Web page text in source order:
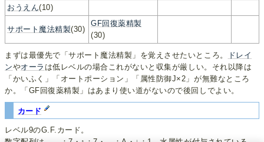
おうえん(10)
サポート魔法精製(30)
GF回復薬精製
(30)
まずは最優先で「サポート魔法精製」を覚えさせたいところ。
ドレイ
ンやオーラ は低レベルの場合これがないと収集が厳しい。それ以降は
「かいふく」「オートポーション」「属性防御J×2」が無難なところ
か。「GF回復薬精製」はあまり使い道がないので後回しでよい。
カード
レベル9のG.F.カード。